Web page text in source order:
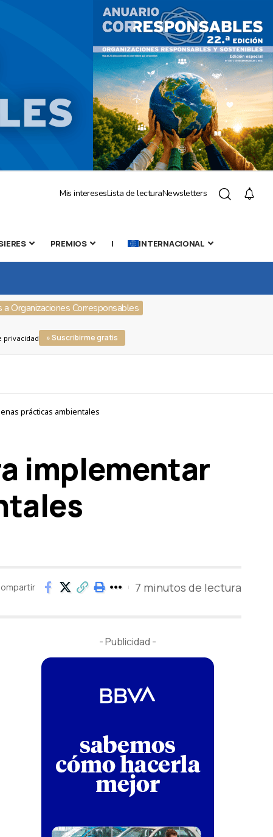
Mis interesesLista de lecturaNewsletters
PREMIOS | INTERNACIONAL
a Organizaciones Corresponsables
privacidad » Suscribirme gratis
prácticas ambientales
implementar
7 minutos de lectura
- Publicidad -